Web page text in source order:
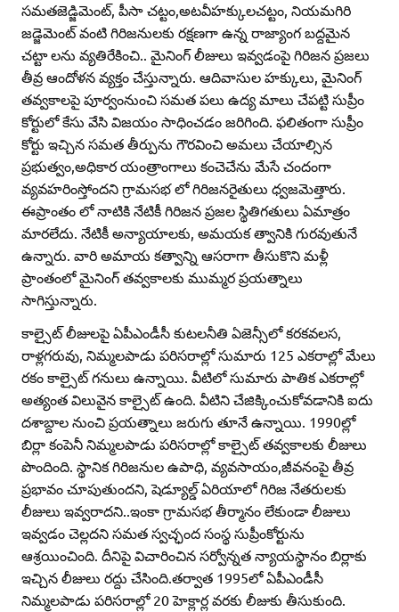
సమతజెడ్జిమెంట్‌, పీసా చట్టం,అటవీహక్కులచట్టం, నియమగిరి
జడ్జెమెంట్‌ వంటి గిరిజనులకు రక్షణగా ఉన్న రాజ్యాంగ బద్దమైన
చట్టా లను వ్యతిరేకించి.. మైనింగ్‌ లీజులు ఇవ్వడంపై గిరిజన ప్రజలు
తీవ్ర ఆందోళన వ్యక్తం చేస్తున్నారు. ఆదివాసుల హక్కులు, మైనింగ్‌
తవ్వకాలపై పూర్వంనుంచి సమత పలు ఉద్య మాలు చేపట్టి సుప్రీం
కోర్టులో కేసు వేసి విజయం సాధించడం జరిగింది. ఫలితంగా సుప్రీం
కోర్టు ఇచ్చిన సమత తీర్పును గౌరవించి అమలు చేయాల్సిన
ప్రభుత్వం,అధికార యంత్రాంగాలు కంచెచేను మేసే చందంగా
వ్యవహరింస్తోందని గ్రామసభ లో గిరిజనరైతులు ధ్వజమెత్తారు.
ఈప్రాంతం లో నాటికి నేటికీ గిరిజన ప్రజల స్థితిగతులు ఏమాత్రం
మారలేదు. నేటికీ అన్యాయాలకు, అమయక త్వానికి గురవుతునే
ఉన్నారు. వారి అమాయ కత్వాన్ని ఆసరాగా తీసుకొని మళ్లీ
ప్రాంతంలో మైనింగ్‌ తవ్వకాలకు ముమ్మర ప్రయత్నాలు
సాగిస్తున్నారు.
కాల్సైట్‌ లీజులపై ఏపీఎండీసీ కుటలనీతి ఏజెన్సీలో కరకవలస,
రాళ్లగరువు, నిమ్మలపాడు పరిసరాల్లో సుమారు 125 ఎకరాల్లో మేలు
రకం కాల్సైట్‌ గనులు ఉన్నాయి. వీటిలో సుమారు పాతిక ఎకరాల్లో
అత్యంత విలువైన కాల్సైట్‌ ఉంది. వీటిని చేజిక్కించుకోవడానికి ఐదు
దశాబ్దాల నుంచి ప్రయత్నాలు జరుగు తూనే ఉన్నాయి. 1990ల్లో
బిర్లా కంపెనీ నిమ్మలపాడు పరిసరాల్లో కాల్సైట్‌ తవ్వకాలకు లీజులు
పొందింది. స్థానిక గిరిజనుల ఉపాధి, వ్యవసాయం,జీవనంపై తీవ్ర
ప్రభావం చూపుతుందని, షెడ్యూల్డ్‌ ఏరియాలో గిరిజ నేతరులకు
లీజులు ఇవ్వరాదని..ఇంకా గ్రామసభ తీర్మానం లేకుండా లీజులు
ఇవ్వడం చెల్లదని సమత స్వచ్ఛంద సంస్థ సుప్రీంకోర్టును
ఆశ్రయించింది. దీనిపై విచారించిన సర్వోన్నత న్యాయస్థానం బిర్లాకు
ఇచ్చిన లీజులు రద్దు చేసింది.తర్వాత 1995లో ఏపీఎండీసీ
నిమ్మలపాడు పరిసరాల్లో 20 హెక్లార్ల వరకు లీజుకు తీసుకుంది.